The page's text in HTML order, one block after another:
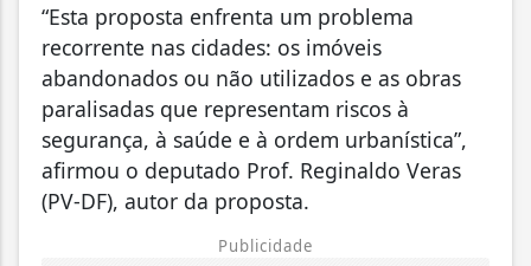
“Esta proposta enfrenta um problema
recorrente nas cidades: os imóveis
abandonados ou não utilizados e as obras
paralisadas que representam riscos à
segurança, à saúde e à ordem urbanística”,
afirmou o deputado Prof. Reginaldo Veras
(PV-DF), autor da proposta.
Publicidade